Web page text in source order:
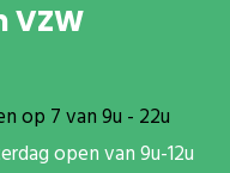
VZW
op 7 van 9u - 22u
open van 9u-12u